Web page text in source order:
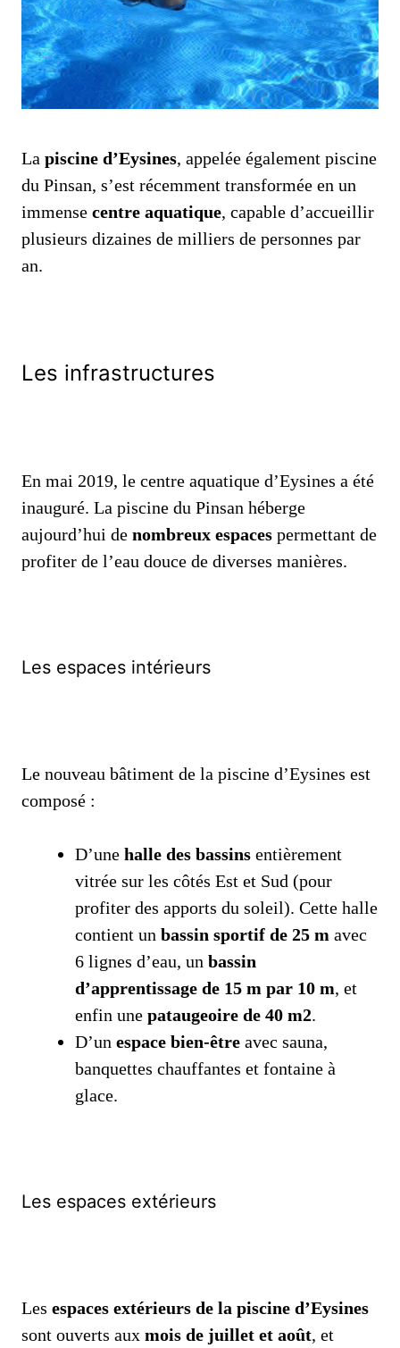
La piscine d’Eysines, appelée également piscine
du Pinsan, s’est récemment transformée en un
immense centre aquatique, capable d’accueillir
plusieurs dizaines de milliers de personnes par
an.
Les infrastructures
En mai 2019, le centre aquatique d’Eysines a été
inauguré. La piscine du Pinsan héberge
aujourd’hui de nombreux espaces permettant de
profiter de l’eau douce de diverses manières.
Les espaces intérieurs
Le nouveau bâtiment de la piscine d’Eysines est
composé :
D’une halle des bassins entièrement
vitrée sur les côtés Est et Sud (pour
profiter des apports du soleil). Cette halle
contient un bassin sportif de 25 m avec
6 lignes d’eau, un bassin
d’apprentissage de 15 m par 10 m, et
enfin une pataugeoire de 40 m2.
D’un espace bien-être avec sauna,
banquettes chauffantes et fontaine à
glace.
Les espaces extérieurs
Les espaces extérieurs de la piscine d’Eysines
sont ouverts aux mois de juillet et août, et